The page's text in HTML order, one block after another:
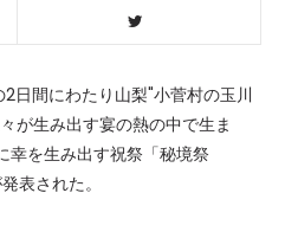
日間にわたり山梨"小菅村の玉川
が生み出す宴の熱の中で生ま
幸を生み出す祝祭「秘境祭
表された。